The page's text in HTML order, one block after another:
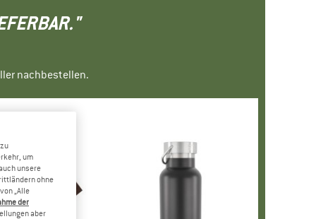
nachbestellen.
um
unsere
ohne
„Alle
der
aber